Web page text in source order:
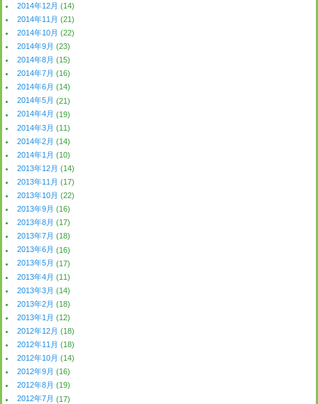
2014年12月 (14)
2014年11月 (21)
2014年10月 (22)
2014年9月 (23)
2014年8月 (15)
2014年7月 (16)
2014年6月 (14)
2014年5月 (21)
2014年4月 (19)
2014年3月 (11)
2014年2月 (14)
2014年1月 (10)
2013年12月 (14)
2013年11月 (17)
2013年10月 (22)
2013年9月 (16)
2013年8月 (17)
2013年7月 (18)
2013年6月 (16)
2013年5月 (17)
2013年4月 (11)
2013年3月 (14)
2013年2月 (18)
2013年1月 (12)
2012年12月 (18)
2012年11月 (18)
2012年10月 (14)
2012年9月 (16)
2012年8月 (19)
2012年7月 (17)